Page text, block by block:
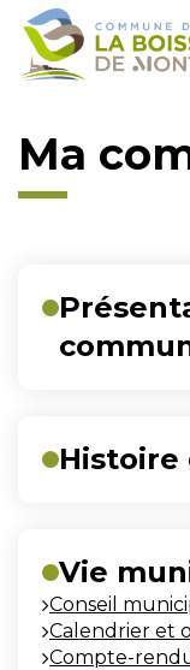
Gestion des traceurs
Aller
Aller
contenu
Aller
pied
Ma
des
pages
Histoire
Vie
Conseil
Calendrier et
Compte-